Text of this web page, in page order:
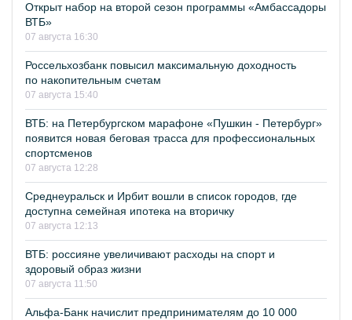
Открыт набор на второй сезон программы «Амбассадоры
ВТБ»
07 августа 16:30
Россельхозбанк повысил максимальную доходность
по накопительным счетам
07 августа 15:40
ВТБ: на Петербургском марафоне «Пушкин - Петербург»
появится новая беговая трасса для профессиональных
спортсменов
07 августа 12:28
Среднеуральск и Ирбит вошли в список городов, где
доступна семейная ипотека на вторичку
07 августа 12:13
ВТБ: россияне увеличивают расходы на спорт и
здоровый образ жизни
07 августа 11:50
Альфа-Банк начислит предпринимателям до 10 000